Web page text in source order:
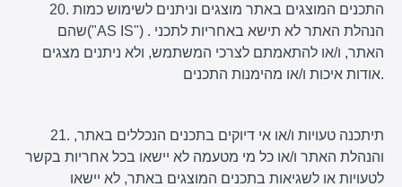
20. התכנים המוצגים באתר מוצגים וניתנים לשימוש כמות
שהם("AS IS") . הנהלת האתר לא תישא באחריות לתכני
האתר, ו/או להתאמתם לצרכי המשתמש, ולא ניתנים מצגים
אודות איכות ו/או מהימנות התכנים.
21. תיתכנה טעויות ו/או אי דיוקים בתכנים הנכללים באתר,
והנהלת האתר ו/או כל מי מטעמה לא יישאו בכל אחריות בקשר
לטעויות או לשגיאות בתכנים המוצגים באתר, לא יישאו